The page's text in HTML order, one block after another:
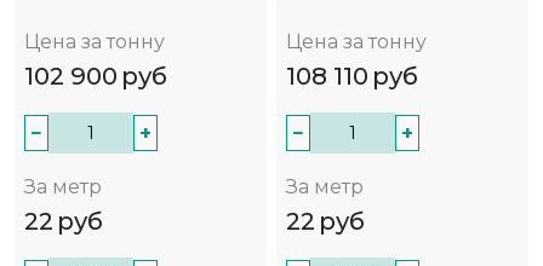
Цена за тонну
102 900 руб
− +
За метр
22 руб
Цена за тонну
108 110 руб
− +
За метр
22 руб